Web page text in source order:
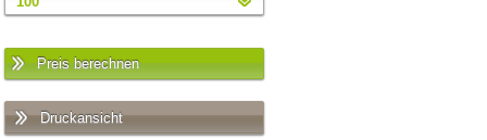
Preis berechnen
Druckansicht